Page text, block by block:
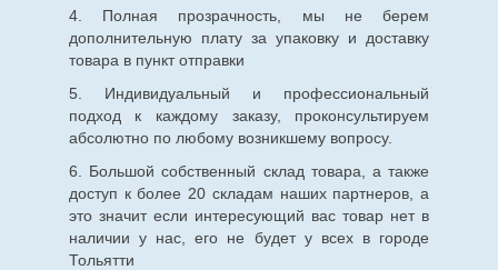
4. Полная прозрачность, мы не берем
дополнительную плату за упаковку и доставку
товара в пункт отправки
5. Индивидуальный и профессиональный
подход к каждому заказу, проконсультируем
абсолютно по любому возникшему вопросу.
6. Большой собственный склад товара, а также
доступ к более 20 складам наших партнеров, а
это значит если интересующий вас товар нет в
наличии у нас, его не будет у всех в городе
Тольятти